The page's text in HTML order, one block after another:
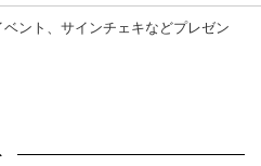
ント、サインチェキなどプレゼン